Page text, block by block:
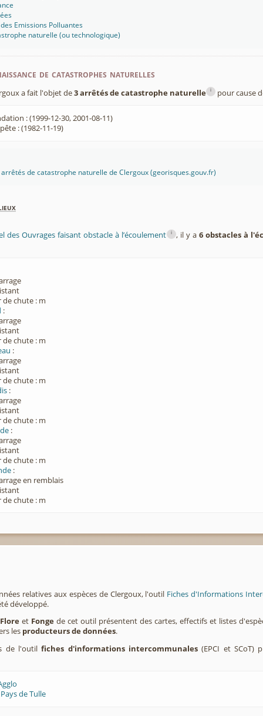
Emissions Polluantes
naturelle (ou technologique)
de catastrophes naturelles
a fait l'objet de3 arrêtés de catastrophe naturelle i pour cause
: (1999-12-30, 2001-08-11)
: (1982-11-19)
de catastrophe naturelle de Clergoux (georisques.gouv.fr)
des Ouvrages faisant obstacle à l’écoulement i , il y a6 obstacles à
chute : m
:
chute : m
:
chute : m
:
chute : m
:
chute : m
:
en remblais
chute : m
relatives aux espèces de Clergoux, l'outil Fiches d'Informations
développé.
Flore et Fonge de cet outil présentent des cartes, effectifs et listes
les producteurs de données.
de l'outilfiches d'informations intercommunales(EPCI et SCoT)
de Tulle